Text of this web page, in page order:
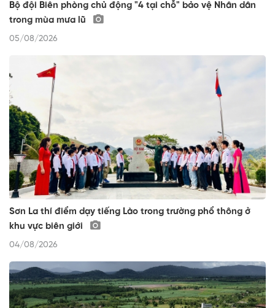
Bộ đội Biên phòng chủ động "4 tại chỗ" bảo vệ Nhân dân
trong mùa mưa lũ
05/08/2026
Sơn La thí điểm dạy tiếng Lào trong trường phổ thông ở
khu vực biên giới
04/08/2026